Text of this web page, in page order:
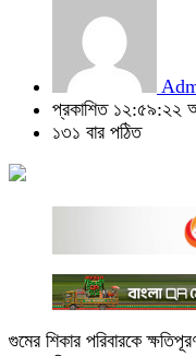
প্রকাশিত ১২:৫৯:২২
১৩১ বার পঠিত
গুমের শিকার পরিবারকে